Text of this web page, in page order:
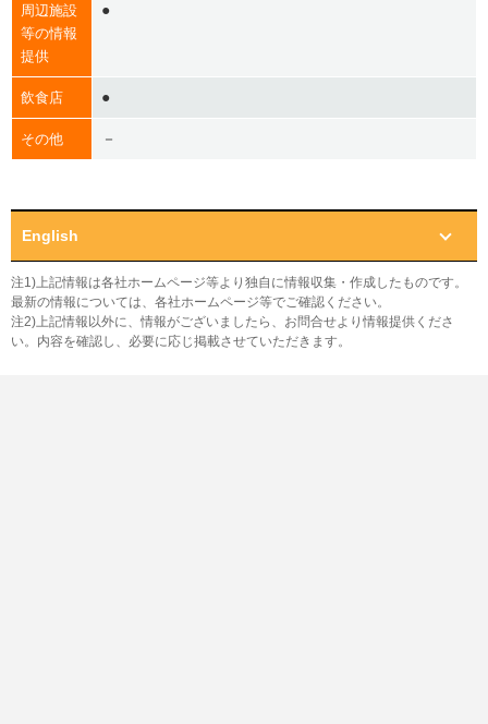
周辺施設
等の情報
提供
●
飲食店 ●
その他 －
English
注1)上記情報は各社ホームページ等より独自に情報収集・作成したものです。
最新の情報については、各社ホームページ等でご確認ください。
注2)上記情報以外に、情報がございましたら、お問合せより情報提供くださ
い。内容を確認し、必要に応じ掲載させていただきます。